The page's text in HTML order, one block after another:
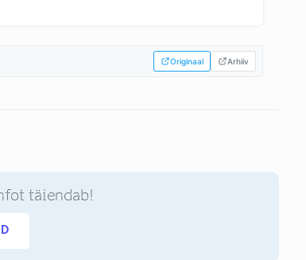
Originaal Arhiiv
täiendab!